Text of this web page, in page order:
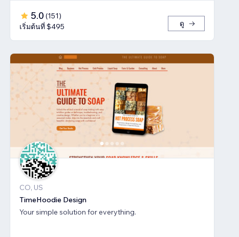
5.0 (151)
เริ่มต้นที่ $495
ดู
CO, US
TimeHoodie Design
Your simple solution for everything.